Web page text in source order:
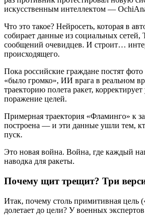
искусственным интеллектом —
Что это такое? Нейросеть, которая в
собирает данные из социальных сетей,
сообщений очевидцев. И строит…
происходящего.
Пока российские граждане постят
«было громко», ИИ врага в реальном
траекторию полета ракет,
поражение целей.
Примерная траектория «Фламинго» к
построена — и эти данные ушли тем,
пуск.
Это новая война. Война, где каждый
наводка для ракеты.
Почему щит трещит? Три
Итак, почему столь примитивная цель
долетает до цели? У военных